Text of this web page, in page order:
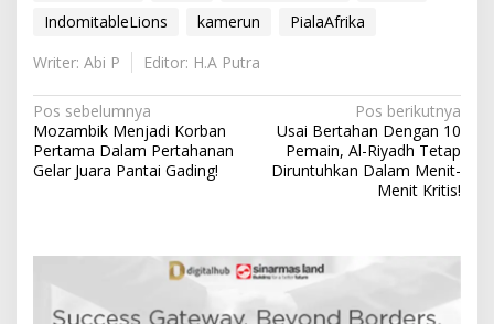
IndomitableLions
kamerun
PialaAfrika
Writer: Abi P
Editor: H.A Putra
N
a
v
Pos sebelumnya
Mozambik Menjadi Korban
Pertama Dalam Pertahanan
Gelar Juara Pantai Gading!
Pos berikutnya
Usai Bertahan Dengan 10
Pemain, Al-Riyadh Tetap
Diruntuhkan Dalam Menit-
Menit Kritis!